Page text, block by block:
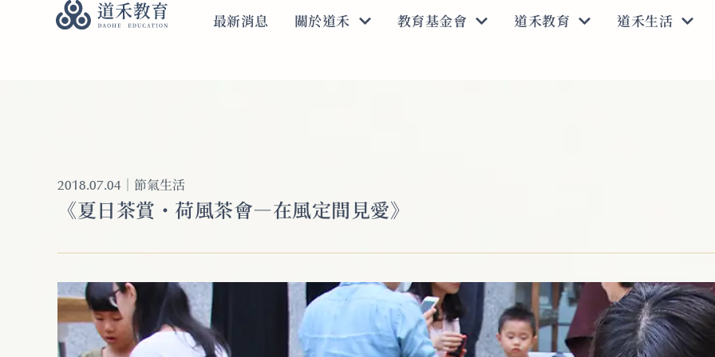
最新消息 關於道禾 教育基金會 道禾教育 道禾生活
2018.07.04 ｜ 節氣生活
《夏日茶賞・荷風茶會―在風定間見愛》